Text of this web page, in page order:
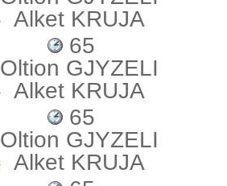
Alket KRUJA
65
Oltion GJYZELI
Alket KRUJA
65
Oltion GJYZELI
Alket KRUJA